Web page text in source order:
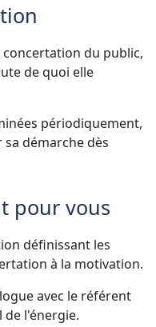
du public,
de quoi elle
périodiquement,
démarche dès
pour vous
définissant les
à la motivation.
avec le référent
l'énergie.